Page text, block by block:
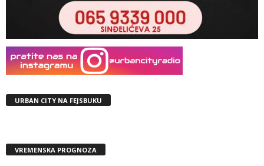
URBAN CITY NA FEJSBUKU
VREMENSKA PROGNOZA